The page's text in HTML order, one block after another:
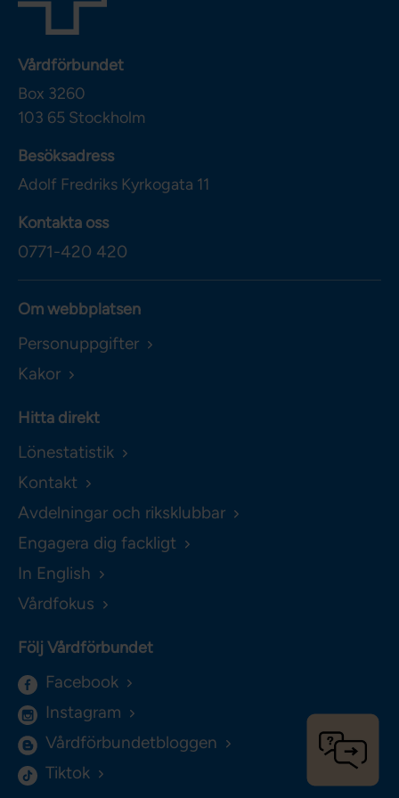
Vårdförbundet
Box 3260
103 65 Stockholm
Besöksadress
Adolf Fredriks Kyrkogata 11
Kontakta oss
0771-420 420
Om webbplatsen
Personuppgifter
Kakor
Hitta direkt
Lönestatistik
Kontakt
Avdelningar och riksklubbar
Engagera dig fackligt
In English
Vårdfokus
Följ Vårdförbundet
Facebook
Instagram
Vårdförbundetbloggen
Tiktok